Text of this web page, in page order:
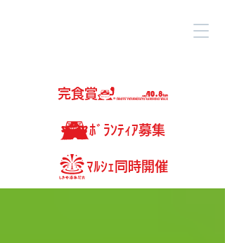
完食賞
ﾏﾙｼｪ同時開催
ﾎﾞﾗﾝﾃｨｱ募集